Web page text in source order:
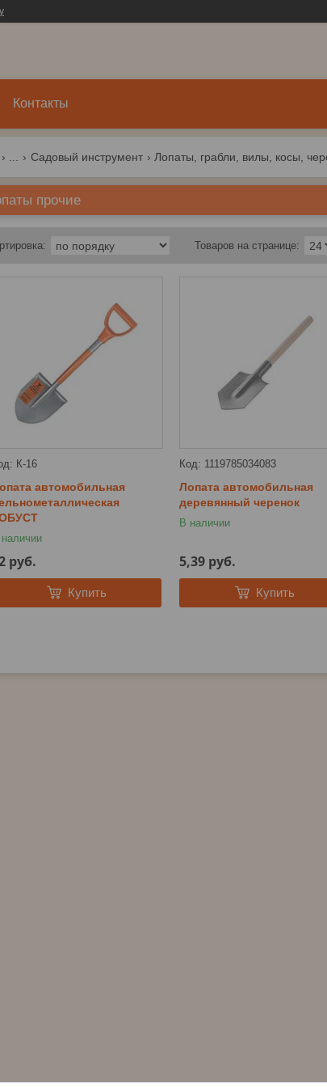
Контакты
Садовый инструмент Лопаты, грабли, вилы, косы,
прочие
К-16
автомобильная
руб.
Купить
1119785034083
Лопата автомобильная
деревянный черенок
В наличии
5,39 руб.
Купить